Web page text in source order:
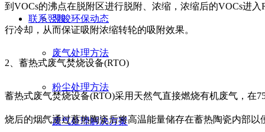
翌骏环保动态
废气处理方法
粉尘处理方法
废气处理解决方案
联系翌骏
到VOCs的沸点在脱附区进行脱附、浓缩，浓缩后的VOCs进
行冷却，从而保证吸附浓缩转轮的吸附效果。
2、蓄热式废气焚烧设备(RTO)
蓄热式废气焚烧设备(RTO)采用天然气直接燃烧有机废气，在
烧后的烟气通过蓄热陶瓷后将高温能量储存在蓄热陶瓷内部